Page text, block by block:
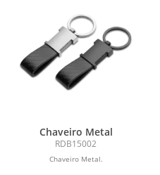
Chaveiro Metal
RDB15002
Chaveiro Metal.